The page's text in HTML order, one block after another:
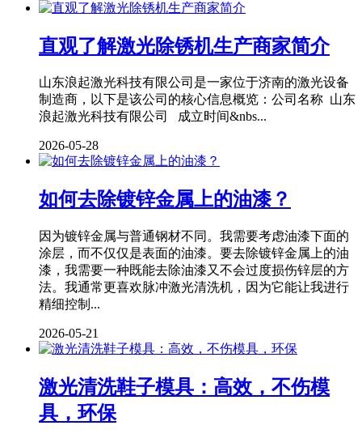
直观了解激光除锈机生产商家简介
山东浪起激光科技有限公司是一家位于济南的激光设备
制造商，以下是该公司的核心信息概览：公司名称 山东
浪起激光科技有限公司 成立时间&nbs...
2026-05-28
如何去除镀锌金属上的油漆？
因为镀锌金属与普通钢材不同。我需要考虑油漆下面的
涂层，而不仅仅是表面的油漆。要去除镀锌金属上的油
漆，我需要一种既能去除油漆又不会过度损伤锌层的方
法。我通常更喜欢脉冲激光清洗机，因为它能让我进行
精细控制...
2026-05-21
激光清洗鞋子模具：高效，不伤模
具，环保